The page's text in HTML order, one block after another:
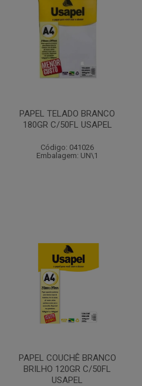
PAPEL TELADO BRANCO
180GR C/50FL USAPEL
Código: 041026
Embalagem: UN\1
PAPEL COUCHÊ BRANCO
BRILHO 120GR C/50FL
USAPEL